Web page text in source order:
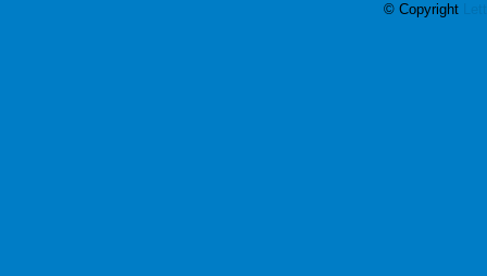
© Copyright